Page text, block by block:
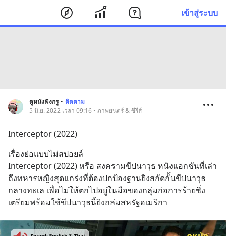
เข้าสู่ระบบ
ดูหนังฟังกรู • ติดตาม
5 มิ.ย. 2022 เวลา 09:16 • ภาพยนตร์ & ซีรีส์
Interceptor (2022)
เรื่องย่อแบบไม่สปอยล์
Interceptor (2022) หรือ สงครามขีปนาวุธ หนังแอกชันที่เล่า
ถึงทหารหญิงสุดแกร่งที่ต้องปกป้องฐานยิงสกัดกั้นขีปนาวุธ
กลางทะเล เพื่อไม่ให้ตกไปอยู่ในมือของกลุ่มก่อการร้ายซึ่ง
เตรียมพร้อมใช้ขีปนาวุธนี้ยิงถล่มสหรัฐอเมริกา